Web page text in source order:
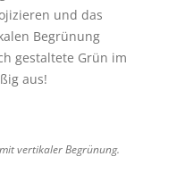
und das
Begrünung
gestaltete Grün im
aus!
vertikaler Begrünung.